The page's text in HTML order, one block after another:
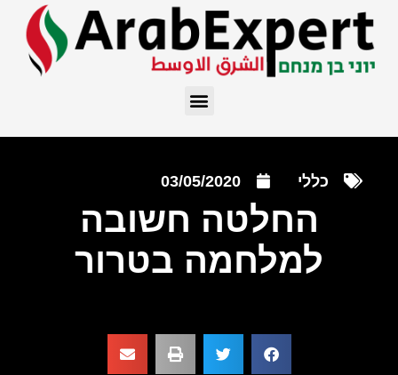
כללי 03/05/2020
החלטה חשובה
למלחמה בטרור